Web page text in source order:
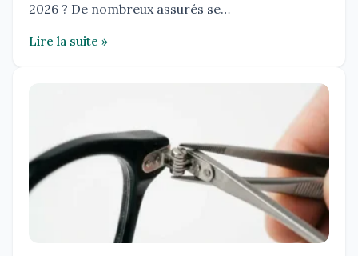
2026 ? De nombreux assurés se…
Lire la suite »